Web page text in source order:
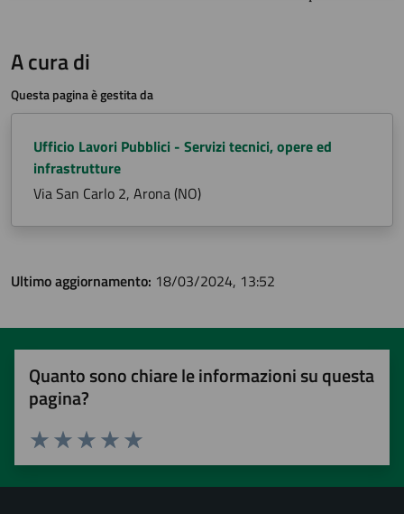
A cura di
Questa pagina è gestita da
Ufficio Lavori Pubblici - Servizi tecnici, opere ed
infrastrutture
Via San Carlo 2, Arona (NO)
Ultimo aggiornamento: 18/03/2024, 13:52
Quanto sono chiare le informazioni su questa
pagina?
Valuta 5 stelle su 5
Valuta 4 stelle su 5
Valuta 3 stelle su 5
Valuta 2 stelle su 5
Valuta 1 stelle su 5